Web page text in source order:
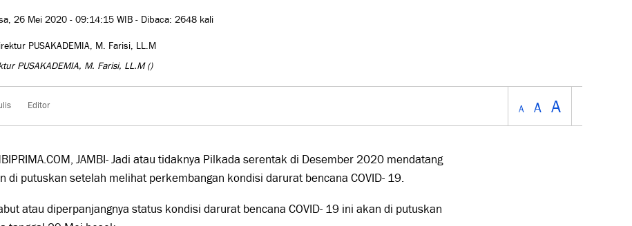
26 Mei 2020 - 09:14:15 WIB - Dibaca: 2648 kali
PUSAKADEMIA, M. Farisi, LL.M()
Editor A A A
JAMBI- Jadi atau tidaknya Pilkada serentak di Desember 2020 mendatang
di putuskan setelah melihat perkembangan kondisi darurat bencana COVID- 19.
atau diperpanjangnya status kondisi darurat bencana COVID- 19 ini akan di putuskan